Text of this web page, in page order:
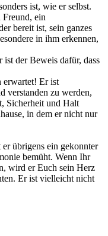
ist, wie er selbst.
Freund, ein
bereit ist, sein ganzes
in ihm erkennen,
der Beweis dafür, dass
erwartet! Er ist
verstanden zu werden,
Sicherheit und Halt
in dem er nicht nur
übrigens ein gekonnter
bemüht. Wenn Ihr
wird er Euch sein Herz
Er ist vielleicht nicht